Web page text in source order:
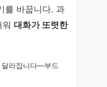
를 바꿉니다. 과
대화가 또렷한
달라집니다—부드